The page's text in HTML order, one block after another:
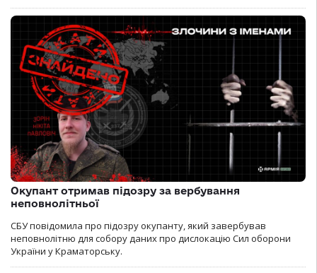
Окупант отримав підозру за вербування
неповнолітньої
СБУ повідомила про підозру окупанту, який завербував
неповнолітню для собору даних про дислокацію Сил оборони
України у Краматорську.